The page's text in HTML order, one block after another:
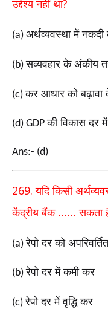
उद्देश्य नहीं था?
(a) अर्थव्यवस्था में नकदी
(b)सव्यवहार के अंकीय
(c)कर आधार को बढ़ावा
(d) GDPकी विकास दर में
Ans:- (d)
269.यदि किसी
केंद्रीय बैंक ...... सकता
(a)रेपो दर को
(b)रेपो दर में कमी कर
(c)रेपो दर में वृद्धि कर